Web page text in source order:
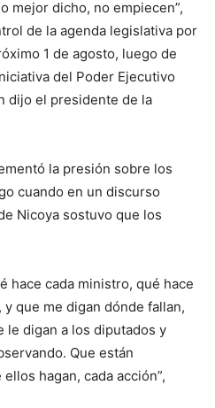
mejor dicho, no empiecen”,
de la agenda legislativa por
1 de agosto, luego de
del Poder Ejecutivo
dijo el presidente de la
la presión sobre los
cuando en un discurso
Nicoya sostuvo que los
hace cada ministro, qué hace
que me digan dónde fallan,
le digan a los diputados y
Que están
hagan, cada acción”,